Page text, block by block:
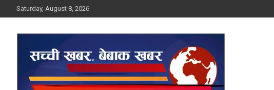
to
Saturday, August 8, 2026